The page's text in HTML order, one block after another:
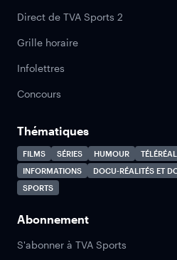
Direct de TVA Sports 2
Grille horaire
Infolettres
Concours
Thématiques
FILMS SÉRIES HUMOUR
INFORMATIONS
DOCU-RÉALITÉS ET
SPORTS
Abonnement
S'abonner à TVA Sports